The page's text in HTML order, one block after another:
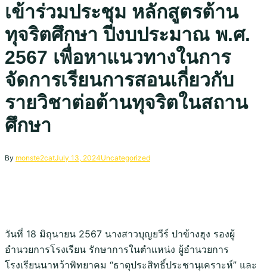
เข้าร่วมประชุม หลักสูตรต้าน
ทุจริตศึกษา ปีงบประมาณ พ.ศ.
2567 เพื่อหาแนวทางในการ
จัดการเรียนการสอนเกี่ยวกับ
รายวิชาต่อต้านทุจริตในสถาน
ศึกษา
By monste2catJuly 13, 2024Uncategorized
วันที่ 18 มิถุนายน 2567 นางสาวบุญยวีร์ ปาข้างฮุง รองผู้
อำนวยการโรงเรียน รักษาการในตำแหน่ง ผู้อำนวยการ
โรงเรียนนาหว้าพิทยาคม “ธาตุประสิทธิ์ประชานุเคราะห์” และ